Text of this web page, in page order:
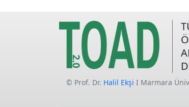
© Prof. Dr. Halil Ekşi I Marmara